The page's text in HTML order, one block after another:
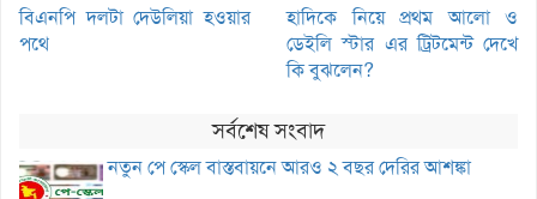
বিএনপি দলটা দেউলিয়া হওয়ার
পথে
হাদিকে নিয়ে প্রথম আলো ও
ডেইলি স্টার এর ট্রিটমেন্ট দেখে
কি বুঝলেন?
সর্বশেষ সংবাদ
নতুন পে স্কেল বাস্তবায়নে আরও ২ বছর দেরির আশঙ্কা